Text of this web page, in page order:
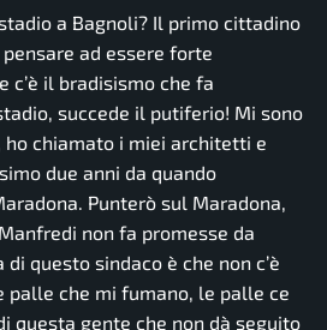
a Bagnoli? Il primo cittadino
ad essere forte
c’è il bradisismo che fa
succede il putiferio! Mi sono
ho chiamato i miei architetti e
due anni da quando
Punterò sul Maradona,
non fa promesse da
questo sindaco è che non c’è
palle che mi fumano, le palle ce
questa gente che non dà seguito